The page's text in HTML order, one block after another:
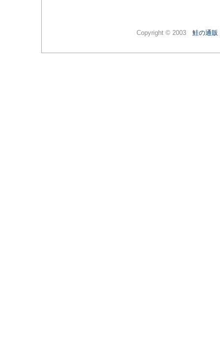
Copyright © 2003 鮭の通販